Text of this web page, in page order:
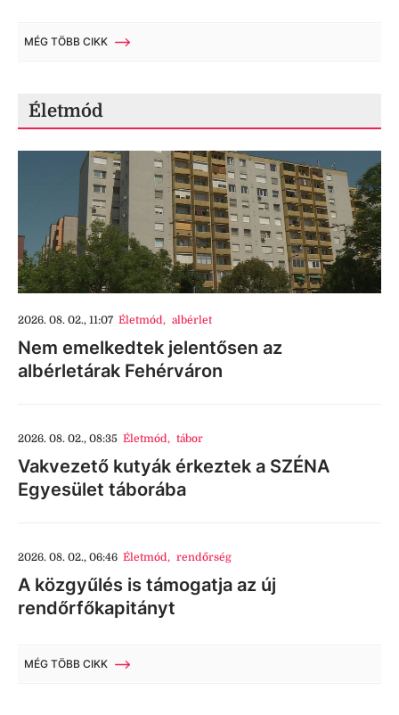
MÉG TÖBB CIKK
Életmód
2026. 08. 02., 11:07 Életmód, albérlet
Nem emelkedtek jelentősen az
albérletárak Fehérváron
2026. 08. 02., 08:35 Életmód, tábor
Vakvezető kutyák érkeztek a SZÉNA
Egyesület táborába
2026. 08. 02., 06:46 Életmód, rendőrség
A közgyűlés is támogatja az új
rendőrfőkapitányt
MÉG TÖBB CIKK